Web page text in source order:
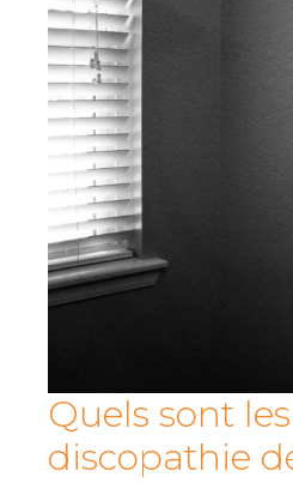
Quels sont
discopathie